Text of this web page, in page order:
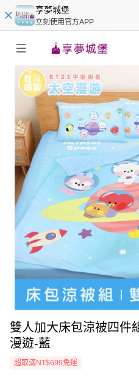
享夢城堡
立刻使用官方APP
雙人加大床包涼被四件
漫遊-藍
超取滿NT$699免運